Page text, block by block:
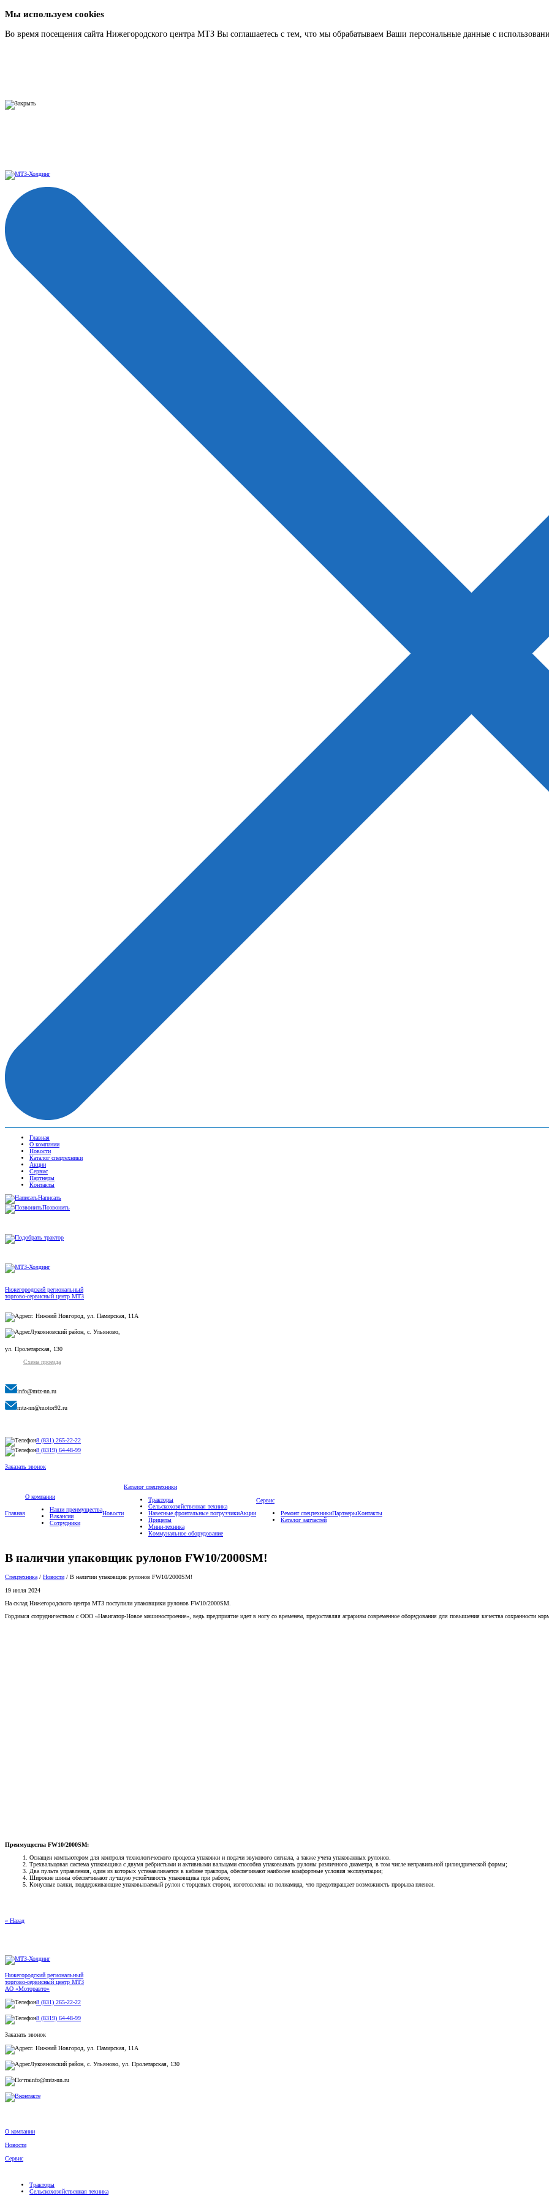
Мы используем cookies
Во время посещения сайта Нижегородского центра МТЗ Вы соглашаетесь с тем, что мы обрабатываем Ваши персональные данные с
Главная
О компании
Новости
Каталог спецтехники
Акции
Сервис
Партнеры
Контакты
Написать
Позвонить
Нижегородский региональный
торгово-сервисный центр МТЗ
г. Нижний Новгород, ул. Памирская, 11А
Лукояновский район, с. Ульяново,
ул. Пролетарская, 130
Схема проезда
info@mtz-nn.ru
mtz-nn@motor92.ru
8 (831) 265-22-22
8 (8319) 64-48-99
Заказать звонок
Главная
О компании
Наши преимущества
Вакансии
Сотрудники
Новости
Каталог спецтехники
Тракторы
Сельскохозяйственная техника
Навесные фронтальные погрузчики
Прицепы
Мини-техника
Коммунальное оборудование
Акции
Сервис
Ремонт спецтехники
Каталог запчастей
ПартнерыКонтакты
В наличии упаковщик рулонов FW10/2000SM!
Спецтехника / Новости / В наличии упаковщик рулонов FW10/2000SM!
19 июля 2024
На склад Нижегородского центра МТЗ поступили упаковщики рулонов FW10/2000SM.
Гордимся сотрудничеством с ООО «Навигатор-Новое машиностроение», ведь предприятие идет в ногу со временем, предоставляя аграриям современное оборудования для повышения качества сохранности
Преимущества FW10/2000SM:
Оснащен компьютером для контроля технологического процесса упаковки и подачи звукового сигнала, а также учета упакованных рулонов.
Трехвальцовая система упаковщика с двумя ребристыми и активными вальцами способна упаковывать рулоны различного диаметра, в том числе неправильной цилиндрической формы;
Два пульта управления, один из которых устанавливается в кабине трактора, обеспечивают наиболее комфортные условия эксплуатации;
Широкие шины обеспечивают лучшую устойчивость упаковщика при работе;
Конусные валки, поддерживающие упаковываемый рулон с торцевых сторон, изготовлены из полиамида, что предотвращает возможность прорыва пленки.
« Назад
Нижегородский региональный
торгово-сервисный центр МТЗ
АО «Моторавто»
8 (831) 265-22-22
8 (8319) 64-48-99
Заказать звонок
г. Нижний Новгород, ул. Памирская, 11А
Лукояновский район, с. Ульяново, ул. Пролетарская, 130
info@mtz-nn.ru
О компании
Новости
Сервис
Тракторы
Сельскохозяйственная техника